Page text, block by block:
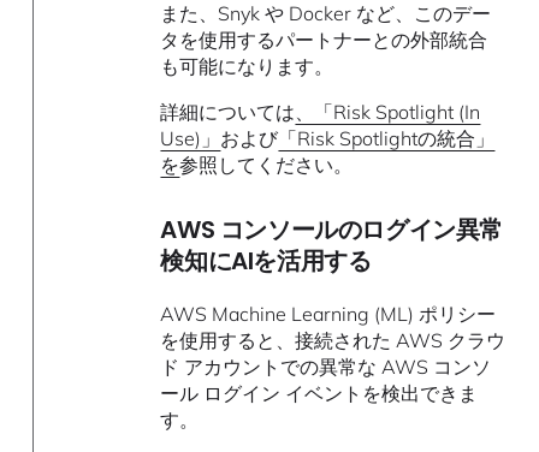
また、Snyk や Docker など、このデー
タを使用するパートナーとの外部統合
も可能になります。
詳細については、「Risk Spotlight (In
Use)」 および「Risk Spotlightの統合」
を参照してください。
AWS コンソールのログイン異常
検知にAIを活用する
AWS Machine Learning (ML) ポリシー
を使用すると、接続された AWS クラウ
ド アカウントでの異常な AWS コンソ
ール ログイン イベントを検出できま
す。